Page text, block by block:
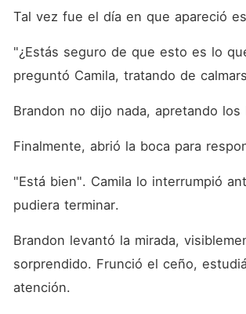
Tal vez fue el día en que apareció
"¿Estás seguro de que esto es lo
preguntó Camila, tratando de
Brandon no dijo nada, apretando los
"Está bien". Camila lo interrumpió
pudiera terminar.
Brandon levantó la mirada,
sorprendido. Frunció el ceño,
atención.